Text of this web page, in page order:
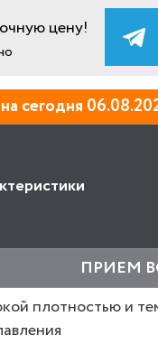
цену!
сегодня
ПРИЕМ
плотностью и